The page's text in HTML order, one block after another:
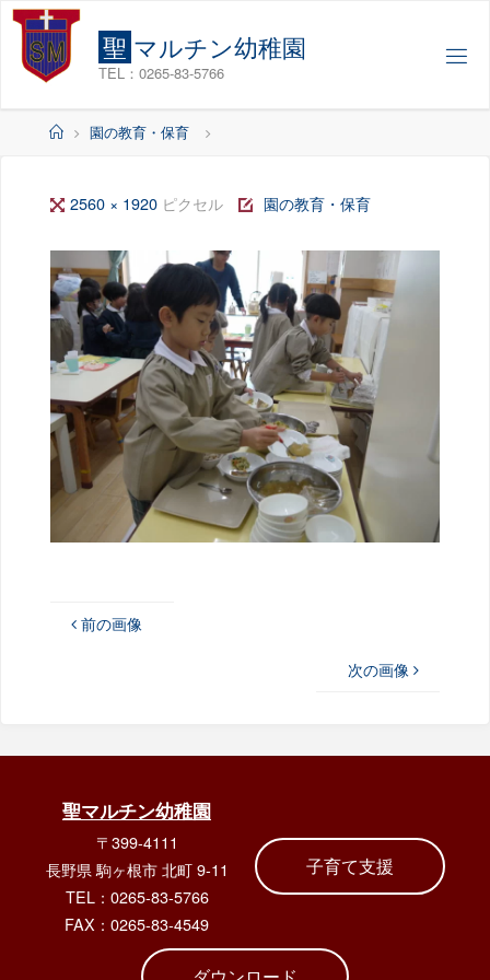
コ
聖 マルチン幼稚園
TEL：0265-83-5766
ホ
園の教育・保育
フ
サ
イ
ズ
2560 × 1920 ピクセル 園の教育・保育
前の画像
次の画像
聖マルチン幼稚園
〒399-4111
長野県 駒ヶ根市 北町 9-11
TEL：0265-83-5766
FAX：0265-83-4549
子育て支援